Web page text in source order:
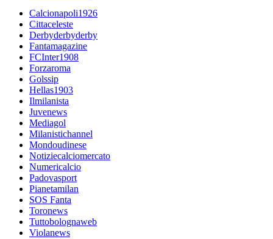
Calcionapoli1926
Cittaceleste
Derbyderbyderby
Fantamagazine
FCInter1908
Forzaroma
Golssip
Hellas1903
Ilmilanista
Juvenews
Mediagol
Milanistichannel
Mondoudinese
Notiziecalciomercato
Numericalcio
Padovasport
Pianetamilan
SOS Fanta
Toronews
Tuttobolognaweb
Violanews